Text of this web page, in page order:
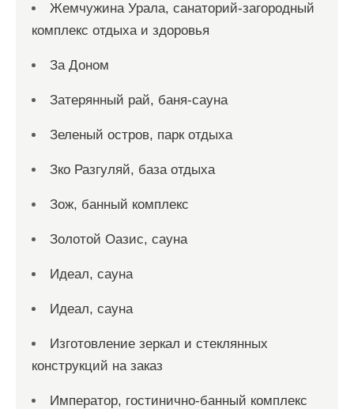
Жемчужина Урала, санаторий-загородный
комплекс отдыха и здоровья
За Доном
Затерянный рай, баня-сауна
Зеленый остров, парк отдыха
Зко Разгуляй, база отдыха
Зож, банный комплекс
Золотой Оазис, сауна
Идеал, сауна
Идеал, сауна
Изготовление зеркал и стеклянных
конструкций на заказ
Император, гостинично-банный комплекс